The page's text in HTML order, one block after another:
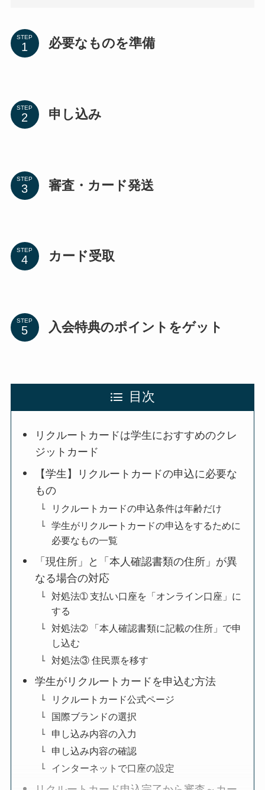
STEP 必要なものを準備
STEP 申し込み
STEP 審査・カード発送
STEP カード受取
STEP 入会特典のポイントをゲット
目次
リクルートカードは学生におすすめのクレ
ジットカード
【学生】リクルートカードの申込に必要な
もの
リクルートカードの申込条件は年齢だけ
学生がリクルートカードの申込をするために
必要なもの一覧
「現住所」と「本人確認書類の住所」が異
なる場合の対応
対処法➀ 支払い口座を「オンライン口座」に
する
対処法➁ 「本人確認書類に記載の住所」で申
し込む
対処法③ 住民票を移す
学生がリクルートカードを申込む方法
リクルートカード公式ページ
国際ブランドの選択
申し込み内容の入力
申し込み内容の確認
インターネットで口座の設定